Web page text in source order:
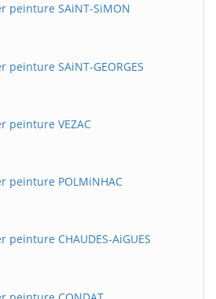
peinture SAiNT-SiMON
peinture SAiNT-GEORGES
peinture VEZAC
peinture POLMiNHAC
CHAUDES-AiGUES